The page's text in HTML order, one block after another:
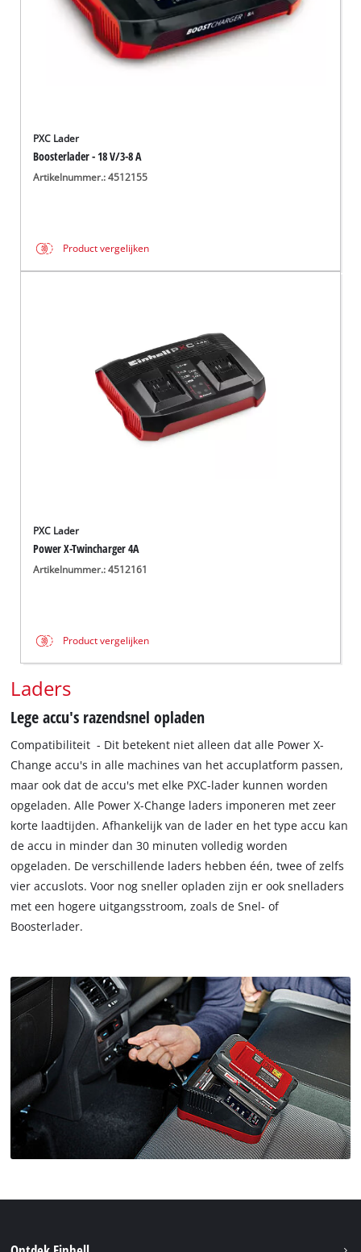
PXC Lader
Boosterlader - 18 V/3-8 A
Artikelnummer.: 4512155
Product vergelijken
PXC Lader
Power X-Twincharger 4A
Artikelnummer.: 4512161
Product vergelijken
Laders
Lege accu's razendsnel opladen
Compatibiliteit - Dit betekent niet alleen dat alle Power X-
Change accu's in alle machines van het accuplatform passen,
maar ook dat de accu's met elke PXC-lader kunnen worden
opgeladen. Alle Power X-Change laders imponeren met zeer
korte laadtijden. Afhankelijk van de lader en het type accu kan
de accu in minder dan 30 minuten volledig worden
opgeladen. De verschillende laders hebben één, twee of zelfs
vier accuslots. Voor nog sneller opladen zijn er ook snelladers
met een hogere uitgangsstroom, zoals de Snel- of
Boosterlader.